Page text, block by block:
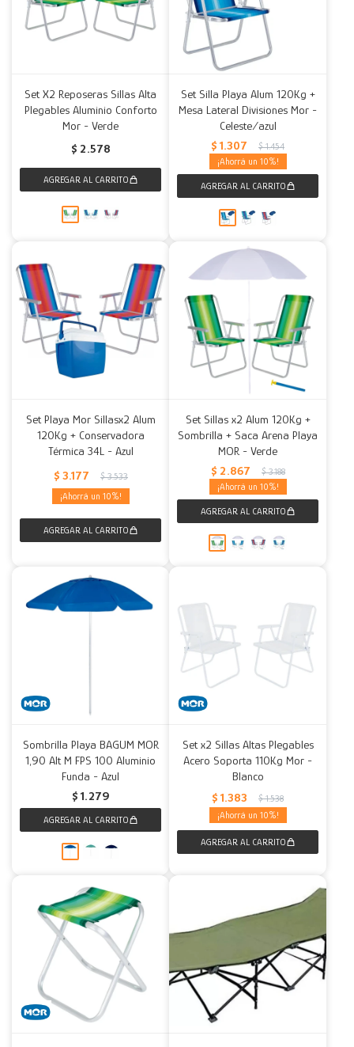
Set X2 Reposeras Sillas Alta
Plegables Aluminio Conforto
Mor - Verde
$ 2.578
Set Silla Playa Alum 120Kg +
Mesa Lateral Divisiones Mor -
Celeste/azul
$ 1.307 $ 1.454
10
Set Playa Mor Sillasx2 Alum
120Kg + Conservadora
Térmica 34L - Azul
$ 3.177 $ 3.533
10
Set Sillas x2 Alum 120Kg +
Sombrilla + Saca Arena Playa
MOR - Verde
$ 2.867 $ 3.188
10
Sombrilla Playa BAGUM MOR
1,90 Alt M FPS 100 Aluminio
Funda - Azul
$ 1.279
Set x2 Sillas Altas Plegables
Acero Soporta 110Kg Mor -
Blanco
$ 1.383 $ 1.538
10